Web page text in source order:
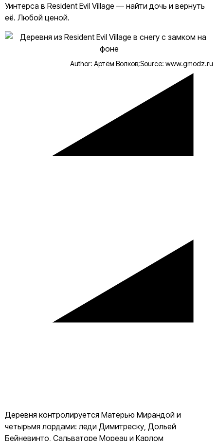
Уинтерса в Resident Evil Village — найти дочь и вернуть
её. Любой ценой.
Author: Артём Волков;Source: www.gmodz.ru
Деревня контролируется Матерью Мирандой и
четырьмя лордами: леди Димитреску, Дольей
Бейневинто, Сальваторе Морeau и Карлом